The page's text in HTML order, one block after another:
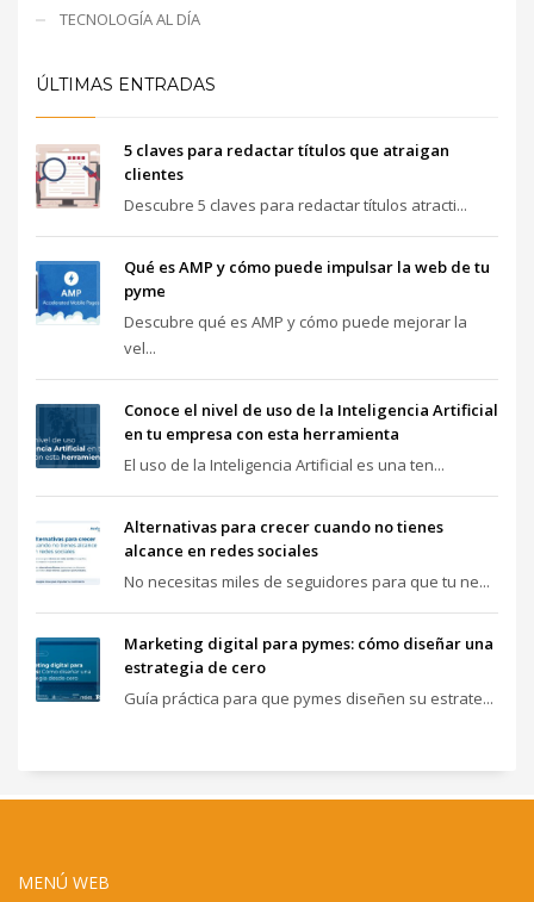
TECNOLOGÍA AL DÍA
ÚLTIMAS ENTRADAS
5 claves para redactar títulos que atraigan
clientes
Descubre 5 claves para redactar títulos atracti...
Qué es AMP y cómo puede impulsar la web de tu
pyme
Descubre qué es AMP y cómo puede mejorar la
vel...
Conoce el nivel de uso de la Inteligencia Artificial
en tu empresa con esta herramienta
El uso de la Inteligencia Artificial es una ten...
Alternativas para crecer cuando no tienes
alcance en redes sociales
No necesitas miles de seguidores para que tu ne...
Marketing digital para pymes: cómo diseñar una
estrategia de cero
Guía práctica para que pymes diseñen su estrate...
MENÚ WEB